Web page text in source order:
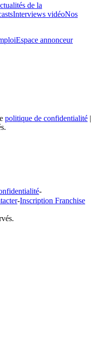
de la
Interviews vidéoNos
Espace annonceur
politique de confidentialité |
-
-Inscription Franchise